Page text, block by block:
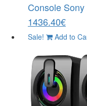
Console
1436.40€
Sale! Add to